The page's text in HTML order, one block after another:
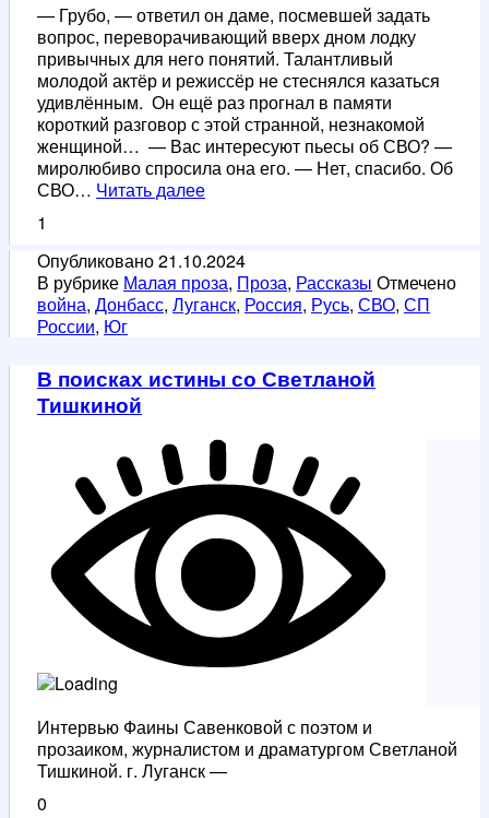
— Грубо, — ответил он даме, посмевшей задать
вопрос, переворачивающий вверх дном лодку
привычных для него понятий. Талантливый
молодой актёр и режиссёр не стеснялся казаться
удивлённым. Он ещё раз прогнал в памяти
короткий разговор с этой странной, незнакомой
женщиной… — Вас интересуют пьесы об СВО? —
миролюбиво спросила она его. — Нет, спасибо. Об
СВО… Читать далееГРУБО
1
Опубликовано21.10.2024
В рубрике Малая проза, Проза, Рассказы Отмечено
война, Донбасс, Луганск, Россия, Русь, СВО, СП
России, Юг
В поисках истины со Светланой
Тишкиной
Интервью Фаины Савенковой с поэтом и
прозаиком, журналистом и драматургом Светланой
Тишкиной. г. Луганск —
0